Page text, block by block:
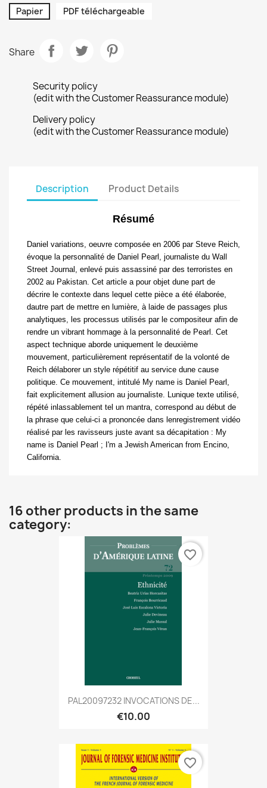
Papier PDF téléchargeable
Share
Security policy
(edit with the Customer Reassurance module)
Delivery policy
(edit with the Customer Reassurance module)
Description Product Details
Résumé
Daniel variations, oeuvre composée en 2006 par Steve Reich,
évoque la personnalité de Daniel Pearl, journaliste du Wall
Street Journal, enlevé puis assassiné par des terroristes en
2002 au Pakistan. Cet article a pour objet dune part de
décrire le contexte dans lequel cette pièce a été élaborée,
dautre part de mettre en lumière, à laide de passages plus
analytiques, les processus utilisés par le compositeur afin de
rendre un vibrant hommage à la personnalité de Pearl. Cet
aspect technique aborde uniquement le deuxième
mouvement, particulièrement représentatif de la volonté de
Reich délaborer un style répétitif au service dune cause
politique. Ce mouvement, intitulé My name is Daniel Pearl ,
fait explicitement allusion au journaliste. Lunique texte utilisé,
répété inlassablement tel un mantra, correspond au début de
la phrase que celui-ci a prononcée dans lenregistrement vidéo
réalisé par les ravisseurs juste avant sa décapitation : My
name is Daniel Pearl ; I'm a Jewish American from Encino,
California.
16 other products in the same
category:
PAL20097232 INVOCATIONS DE...
€10.00
favorite_border
favorite_border